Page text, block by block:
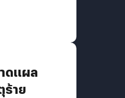
ดแผล
ร้าย